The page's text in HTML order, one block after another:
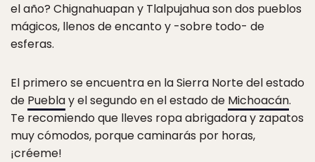
el año? Chignahuapan y Tlalpujahua son dos pueblos
mágicos, llenos de encanto y -sobre todo- de
esferas.
El primero se encuentra en la Sierra Norte del estado
de Pueblay el segundo en el estado de Michoacán.
Te recomiendo que lleves ropa abrigadora y zapatos
muy cómodos, porque caminarás por horas,
¡créeme!